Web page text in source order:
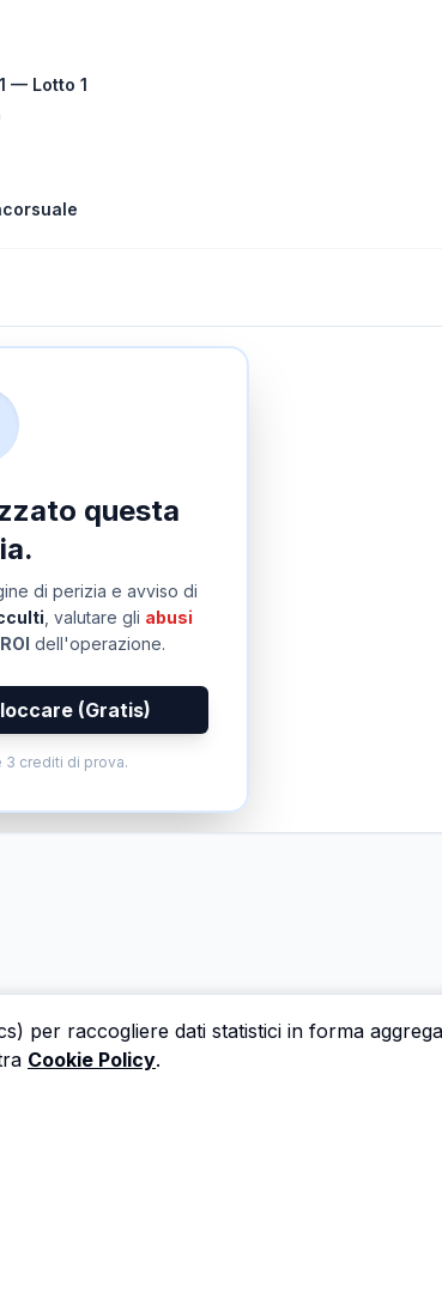
— Lotto 1
questa
di perizia e avviso di
, valutare gli abusi
ROI dell'operazione.
(Gratis)
3 crediti di prova.
per raccogliere dati statistici in forma
Cookie Policy.